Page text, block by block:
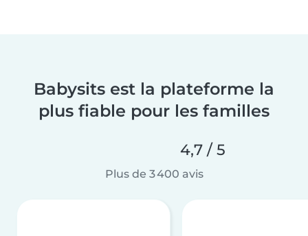
Babysits est la plateforme la
plus fiable pour les familles
4,7 / 5
Plus de 3 400 avis